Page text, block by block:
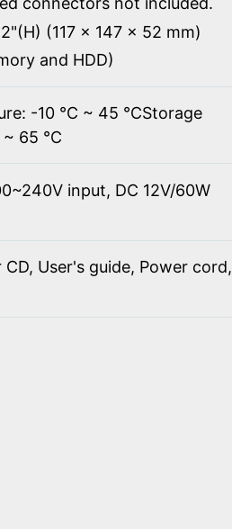
(117 x 147 x 52 mm)
and HDD)
-10 ℃ ~ 45 ℃Storage
~ 65 ℃
input, DC 12V/60W
User's guide, Power cord,